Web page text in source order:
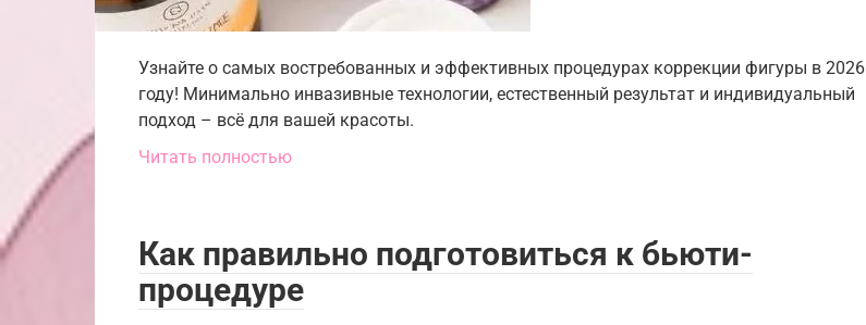
Узнайте о самых востребованных и эффективных процедурах коррекции фигуры в 2026
году! Минимально инвазивные технологии, естественный результат и индивидуальный
подход – всё для вашей красоты.
Читать полностью
Как правильно подготовиться к бьюти-
процедуре